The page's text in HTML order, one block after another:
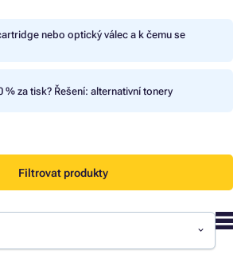
nebo optický válec a k čemu se
% za tisk? Řešení: alternativní tonery
Filtrovat produkty